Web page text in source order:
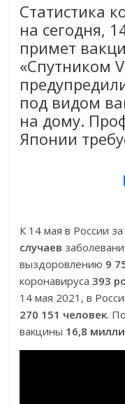
Статистика
на сегодня,
примет
«Спутником
под видом
на дому.
Японии
К 14 мая в России
случаев
выздоровлению 9
коронавируса393
14 мая 2021, в
270 151 человек.
вакцины 16,8